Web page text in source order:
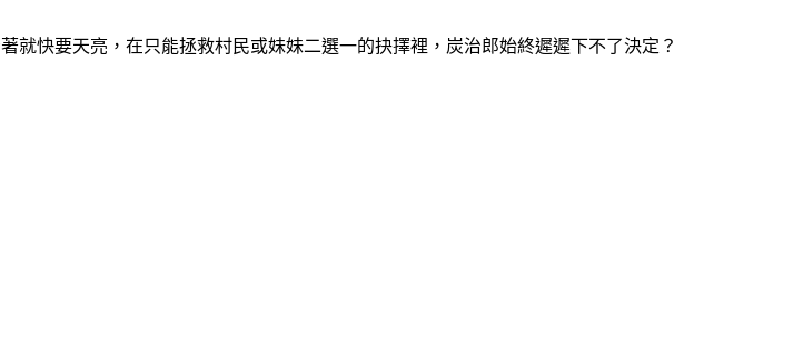
快要天亮，在只能拯救村民或妹妹二選一的抉擇裡，炭治郎始終遲遲下不了決定？